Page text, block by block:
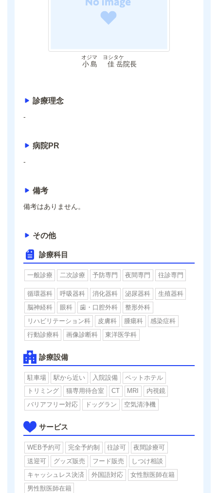
小島 佳岳
オジマ ヨシタケ
院長
診療理念
-
病院PR
-
備考
備考はありません。
その他
診療科目
一般診療 二次診療 予防専門 夜間専門 往診専門
循環器科 呼吸器科 消化器科 泌尿器科
生殖器科
脳神経科
眼科 歯・口腔外科
整形外科
リハビリテーション科
皮膚科 腫瘍科
感染症科
行動診療科
画像診断科 東洋医学科
診療設備
駐車場 駅から近い 入院設備
ペットホテル
トリミング
猫専用待合室 CT MRI
内視鏡
バリアフリー対応
ドッグラン 空気清浄機
サービス
WEB予約可 完全予約制 往診可
夜間診療可
送迎可
グッズ販売 フード販売
しつけ相談
キャッシュレス決済
外国語対応
女性獣医師在籍
男性獣医師在籍